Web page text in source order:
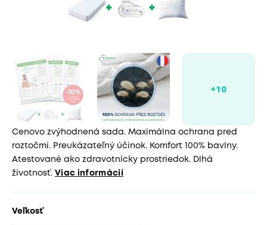
Cenovo zvýhodnená sada. Maximálna ochrana pred
roztočmi. Preukázateľný účinok. Komfort 100% bavlny.
Atestované ako zdravotnícky prostriedok. Dlhá
životnosť. Viac informácií
Veľkosť